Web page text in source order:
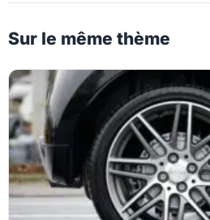
Sur le même thème